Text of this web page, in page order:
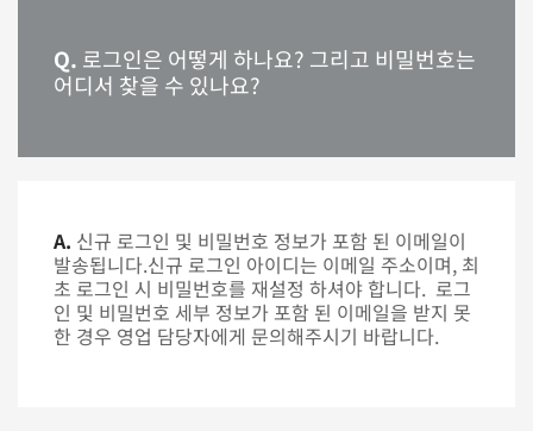
Q. 로그인은 어떻게 하나요? 그리고 비밀번호는
어디서 찾을 수 있나요?
A. 신규 로그인 및 비밀번호 정보가 포함 된 이메일이
발송됩니다.신규 로그인 아이디는 이메일 주소이며, 최
초 로그인 시 비밀번호를 재설정 하셔야 합니다. 로그
인 및 비밀번호 세부 정보가 포함 된 이메일을 받지 못
한 경우 영업 담당자에게 문의해주시기 바랍니다.